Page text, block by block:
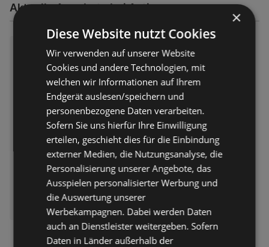
Aktuelle Angebote bei Action
Action: Kleine Preise, große Fr
eude
Prospekt – 35 Seiten
Entfernt: 34,25 km
ERHÄLTLICH BEI:
×
Diese Website nutzt Cookies
Wir verwenden auf unserer Website
Cookies und andere Technologien, mit
welchen wir Informationen auf Ihrem
Endgerät auslesen/speichern und
personenbezogene Daten verarbeiten.
Sofern Sie uns hierfür Ihre Einwilligung
erteilen, geschieht dies für die Einbindung
externer Medien, die Nutzungsanalyse, die
Personalisierung unserer Angebote, das
Ausspielen personalisierter Werbung und
die Auswertung unserer
Werbekampagnen. Dabei werden Daten
auch an Dienstleister weitergeben. Sofern
Daten in Länder außerhalb der